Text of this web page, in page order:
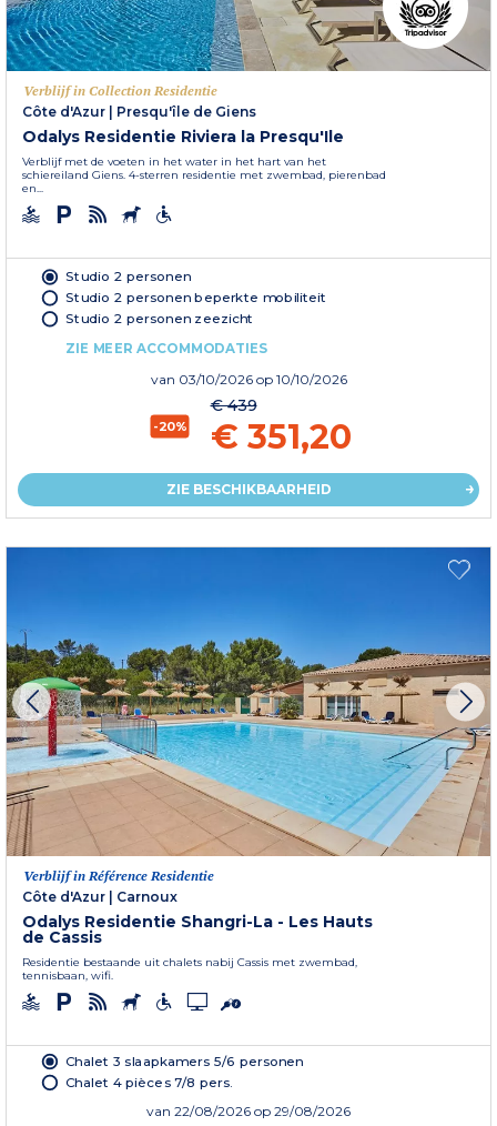
Verblijf in Collection Residentie
Côte d'Azur
Presqu'île de Giens
Odalys Residentie Riviera la Presqu'Ile
Verblijf met de voeten in het water in het hart van het
schiereiland Giens. 4-sterren residentie met zwembad, pierenbad
en...
Studio 2 personen
Studio 2 personen beperkte mobiliteit
Studio 2 personen zeezicht
ZIE MEER ACCOMMODATIES
van 03/10/2026 op 10/10/2026
-20%
€ 439
€ 351,20
ZIE BESCHIKBAARHEID
Verblijf in Référence Residentie
Côte d'Azur
Carnoux
Odalys Residentie Shangri-La - Les Hauts
de Cassis
Residentie bestaande uit chalets nabij Cassis met zwembad,
tennisbaan, wifi.
Chalet 3 slaapkamers 5/6 personen
Chalet 4 pièces 7/8 pers.
van 22/08/2026 op 29/08/2026